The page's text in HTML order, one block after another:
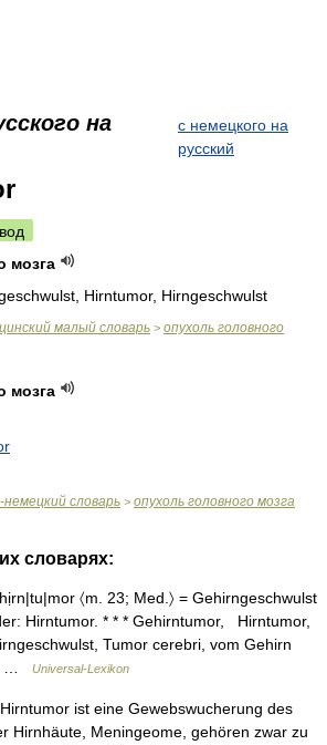
на
с немецкого на
русский
мозга
Hirntumor, Hirngeschwulst
малый словарь > опухоль головного
мозга
словарь > опухоль головного мозга
словарях:
〈m. 23; Med.〉 = Gehirngeschwulst
Hirntumor. * * * Gehirntumor, Hirntumor,
Tumor cerebri, vom Gehirn
…
Universal-Lexikon
ist eine Gewebswucherung des
Hirnhäute, Meningeome, gehören zwar zu